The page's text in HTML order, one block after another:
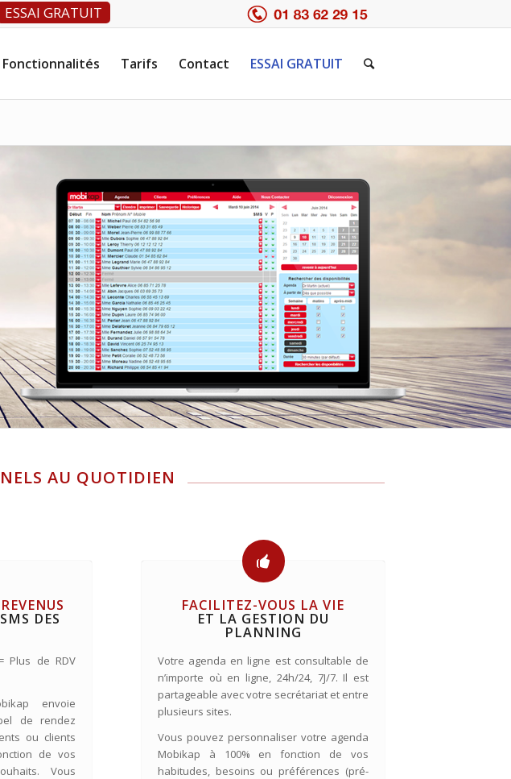
ESSAI GRATUIT
Fonctionnalités Tarifs Contact ESSAI GRATUIT
AU QUOTIDIEN
DES
Plus de RDV
envoie
de rendez
ou clients
de vos
Vous
FACILITEZ-VOUS LA VIE
ET LA GESTION DU
PLANNING
Votre agenda en ligne est consultable de
n’importe où en ligne, 24h/24, 7J/7. Il est
partageable avec votre secrétariat et entre
plusieurs sites.
Vous pouvez personnaliser votre agenda
Mobikap à 100% en fonction de vos
habitudes, besoins ou préférences (pré-